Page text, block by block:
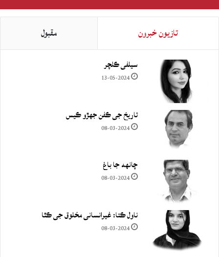
تازيون خبرون مقبول
سيلفي ڪلچر
13-05-2024
تاريخ جي ڪفن جھڙو ڪيس
08-03-2024
چانهه جا باغ
08-03-2024
ناول ڪتا: غيرانساني مخلوق جي ڪٿا
08-03-2024